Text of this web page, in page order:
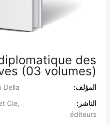
des
(03 volumes)
المؤلف:
الناشر:
Cie,
éditeurs